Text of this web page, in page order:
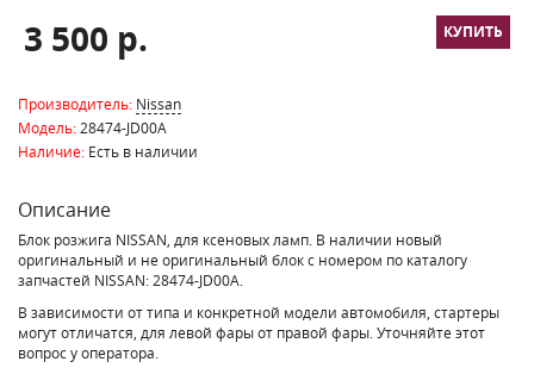
3 500 р.
Производитель: Nissan
Модель: 28474-JD00A
Наличие: Есть в наличии
Описание
Блок розжига NISSAN, для ксеновых ламп. В наличии новый
оригинальный и не оригинальный блок с номером по каталогу
запчастей NISSAN: 28474-JD00A.
В зависимости от типа и конкретной модели автомобиля, стартеры
могут отличатся, для левой фары от правой фары. Уточняйте этот
вопрос у оператора.